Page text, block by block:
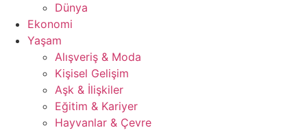
Dünya
Ekonomi
Yaşam
Alışveriş & Moda
Kişisel Gelişim
Aşk & İlişkiler
Eğitim & Kariyer
Hayvanlar & Çevre